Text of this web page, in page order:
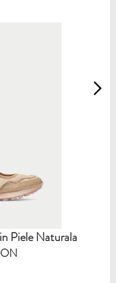
Piele Naturala